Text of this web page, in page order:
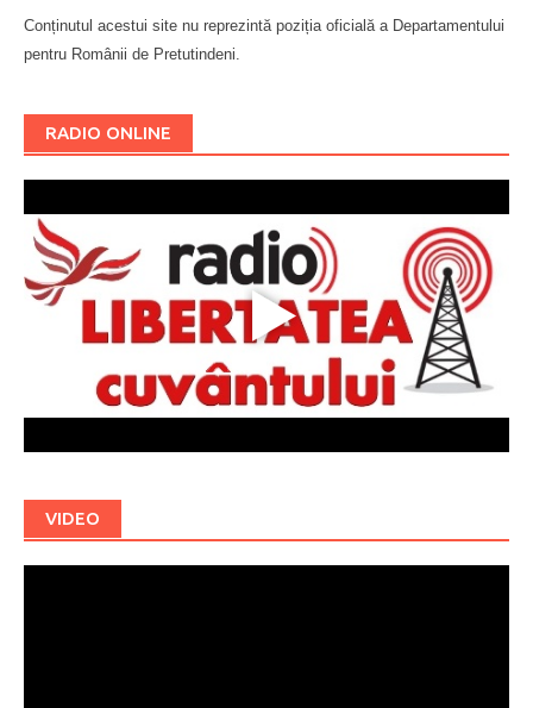
Conținutul acestui site nu reprezintă poziția oficială a Departamentului
pentru Românii de Pretutindeni.
RADIO ONLINE
VIDEO